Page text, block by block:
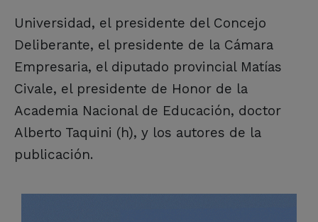
Universidad, el presidente del Concejo
Deliberante, el presidente de la Cámara
Empresaria, el diputado provincial Matías
Civale, el presidente de Honor de la
Academia Nacional de Educación, doctor
Alberto Taquini (h), y los autores de la
publicación.